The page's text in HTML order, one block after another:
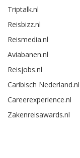
Triptalk.nl
Reisbizz.nl
Reismedia.nl
Aviabanen.nl
Reisjobs.nl
Caribisch Nederland.nl
Careerexperience.nl
Zakenreisawards.nl